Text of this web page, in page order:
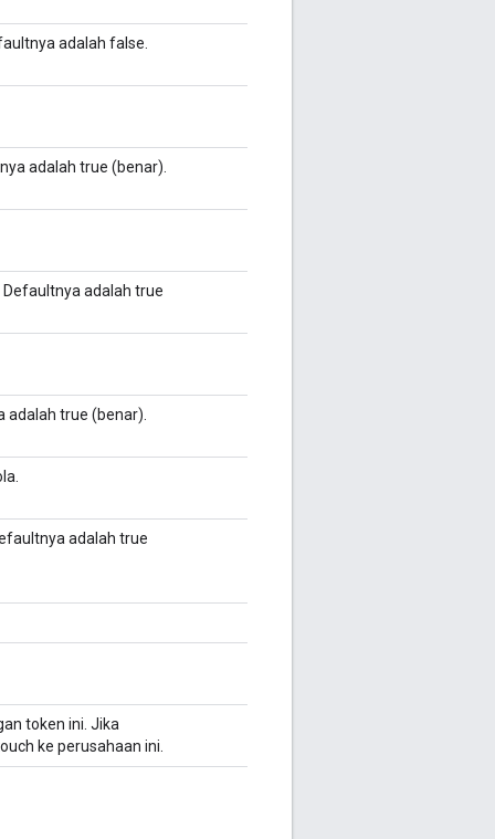
adalah false.
adalah true (benar).
adalah true
true (benar).
adalah true
token ini. Jika
ke perusahaan ini.